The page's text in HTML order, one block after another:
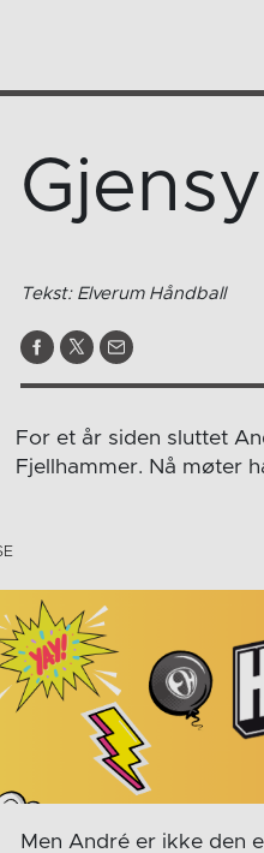
Tekst: Elverum Håndball
For et år siden sluttet
Fjellhammer. Nå møter
Men André er ikke den